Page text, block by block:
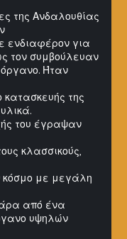
της Ανδαλουθίας
ενδιαφέρον για
τον συμβούλευαν
Ήταν
της
του έγραψαν
κλασσικούς,
κόσμο με μεγάλη
από ένα
υψηλών